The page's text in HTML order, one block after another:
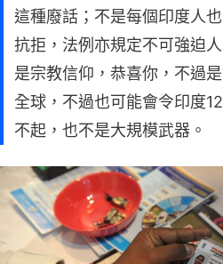
這種廢話；不是每個印度人
抗拒，法例亦規定不可強迫
是宗教信仰，恭喜你，不過
全球，不過也可能會令印度
不起，也不是大規模武器。